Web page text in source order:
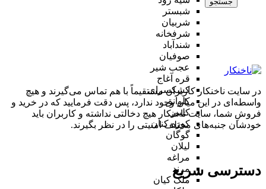
شبستر
شربیان
شرفخانه
شندآباد
صوفیان
عجب شیر
قره آغاج
کشکسرای
کلوانق
کلیبر
کوزه کنان
گوگان
لیلان
مراغه
مرند
ملک کیان
در سایت ناخنکار کاربران مستقیماً با هم تماس می‌گیرند و هیچ
واسطه‌ای در این میان وجود ندارد، پس دقت فرمایید که در خرید و
فروشِ شما، سایت ناخنکار هیچ دخالتی نداشته و کاربران باید
خودشان جنبه‌های مختلف امنیتی را در نظر بگیرند.
دسترسی سریع